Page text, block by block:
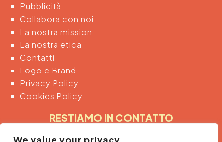
We value your privacy
Pubblicità
Collabora con noi
La nostra mission
La nostra etica
Contatti
Logo e Brand
Privacy Policy
Cookies Policy
RESTIAMO IN CONTATTO
Inserendo di seguito la tua email acconsenti